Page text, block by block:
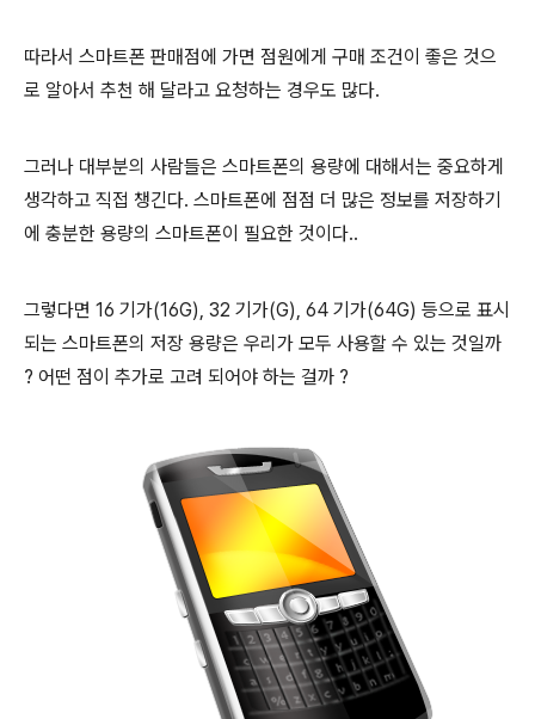
따라서 스마트폰 판매점에 가면 점원에게 구매 조건이 좋은 것으
로 알아서 추천 해 달라고 요청하는 경우도 많다.
그러나 대부분의 사람들은 스마트폰의 용량에 대해서는 중요하게
생각하고 직접 챙긴다. 스마트폰에 점점 더 많은 정보를 저장하기
에 충분한 용량의 스마트폰이 필요한 것이다..
그렇다면 16 기가(16G), 32 기가(G), 64 기가(64G) 등으로 표시
되는 스마트폰의 저장 용량은 우리가 모두 사용할 수 있는 것일까
? 어떤 점이 추가로 고려 되어야 하는 걸까 ?